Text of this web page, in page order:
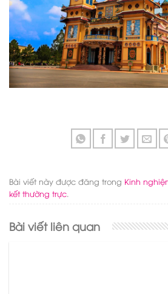
Bài viết này được đăng trong Kinh
kết thường trực
Bài viết liên quan